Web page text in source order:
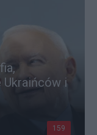
Ukraińców i
159